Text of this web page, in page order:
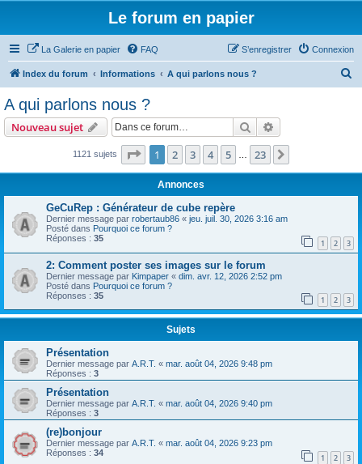
Le forum en papier
La Galerie en papier FAQ Connexion
S’enregistrer
Index du forum Informations A qui parlons nous ?
r
A qui parlons nous ?
Nouveau sujet Rechercher
1121 sujets Page 1sur23
1 2 3 4 5 23
Annonces
GeCuRep : Générateur de cube repère
Dernier message par robertaub86 « jeu. juil. 30, 2026 3:16 am
Posté dans Pourquoi ce forum ?
Réponses : 35 1 2 3
2: Comment poster ses images sur le forum
Dernier message par Kimpaper « dim. avr. 12, 2026 2:52 pm
Posté dans Pourquoi ce forum ?
Réponses : 35 1 2 3
Sujets
Présentation
Dernier message par A.R.T. « mar. août 04, 2026 9:48 pm
Réponses : 3
Présentation
Dernier message par A.R.T. « mar. août 04, 2026 9:40 pm
Réponses : 3
(re)bonjour
Dernier message par A.R.T. « mar. août 04, 2026 9:23 pm
Réponses : 34 1 2 3